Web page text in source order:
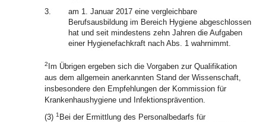
3.
am 1. Januar 2017 eine vergleichbare
Berufsausbildung im Bereich Hygiene abgeschlossen
hat und seit mindestens zehn Jahren die Aufgaben
einer Hygienefachkraft nach Abs. 1 wahrnimmt.
2 Im Übrigen ergeben sich die Vorgaben zur Qualifikation
aus dem allgemein anerkannten Stand der Wissenschaft,
insbesondere den Empfehlungen der Kommission für
Krankenhaushygiene und Infektionsprävention.
(3) 1 Bei der Ermittlung des Personalbedarfs für